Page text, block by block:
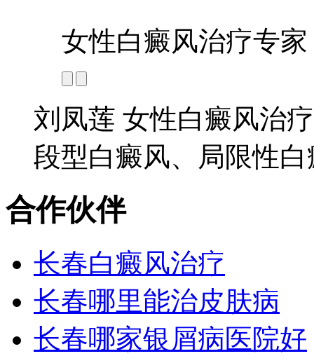
女性白癜风治疗专家
刘凤莲 女性白癜风治
段型白癜风、局限性
合作伙伴
长春白癜风治疗
长春哪里能治皮肤病
长春哪家银屑病医院好